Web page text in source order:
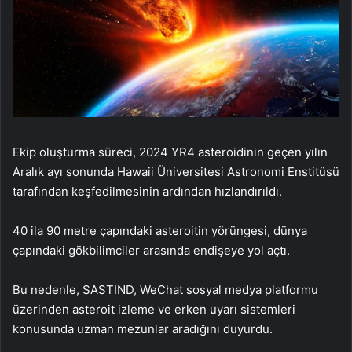
Ekip oluşturma süreci, 2024 YR4 asteroidinin geçen yılın
Aralık ayı sonunda Hawaii Üniversitesi Astronomi Enstitüsü
tarafından keşfedilmesinin ardından hızlandırıldı.
40 ila 90 metre çapındaki asteroitin yörüngesi, dünya
çapındaki gökbilimciler arasında endişeye yol açtı.
Bu nedenle, SASTIND, WeChat sosyal medya platformu
üzerinden asteroit izleme ve erken uyarı sistemleri
konusunda uzman mezunlar aradığını duyurdu.